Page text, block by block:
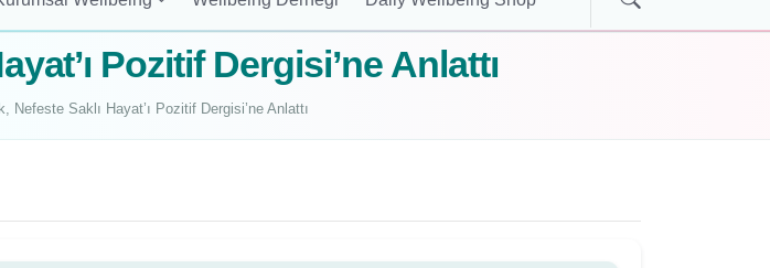
Pozitif Dergisi’ne Anlattı
Nefeste Saklı Hayat’ı Pozitif Dergisi’ne Anlattı